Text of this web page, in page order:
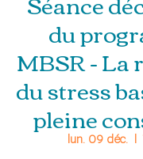
du
MBSR -
du stress
pleine
lun. 09 déc.